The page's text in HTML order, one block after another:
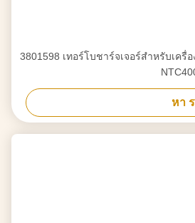
3801598 เทอร์โบชาร์จเจอร์สำหรับเค
หา